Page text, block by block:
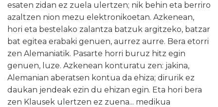
esaten zidan ez zuela ulertzen; nik behin eta berriro
azaltzen nion mezu elektronikoetan. Azkenean,
hori eta bestelako zalantza batzuk argitzeko, batzar
bat egitea erabaki genuen, aurrez aurre. Bera etorri
zen Alemaniatik. Pasarte horri buruz hitz egin
genuen, luze. Azkenean konturatu zen: jakina,
Alemanian aberatsen kontua da ehiza; dirurik ez
daukan jendeak ezin du ehizan egin. Eta hori bera
zen Klausek ulertzen ez zuena... medikua